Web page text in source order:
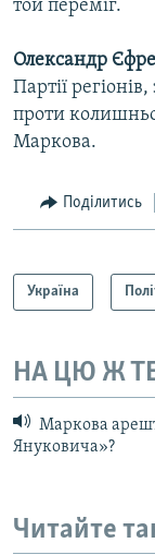
той переміг.
Олександр
Партії
проти
Маркова.
Поділитись
Україна
НА ЦЮ Ж
Маркова
Януковича»?
Читайте